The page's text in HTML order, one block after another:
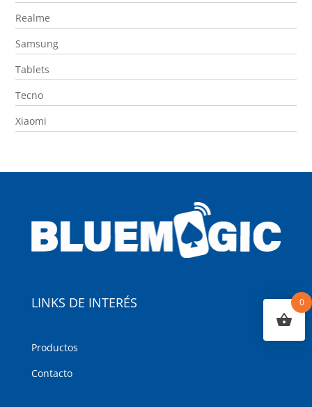
Realme
Samsung
Tablets
Tecno
Xiaomi
LINKS DE INTERÉS
Productos
Contacto
0